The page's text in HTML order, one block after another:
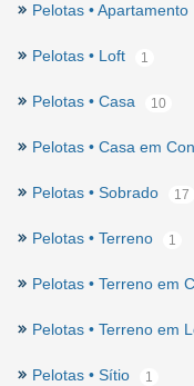
Pelotas • Apartamento
Pelotas • Loft 1
Pelotas • Casa 10
Pelotas • Casa em
Pelotas • Sobrado 17
Pelotas • Terreno 1
Pelotas • Terreno em
Pelotas • Terreno em
Pelotas • Sítio 1